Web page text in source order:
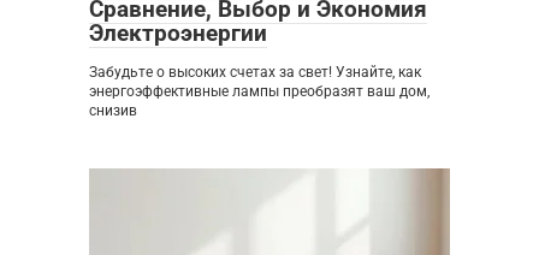
Сравнение, Выбор и Экономия
Электроэнергии
Забудьте о высоких счетах за свет! Узнайте, как
энергоэффективные лампы преобразят ваш дом,
снизив